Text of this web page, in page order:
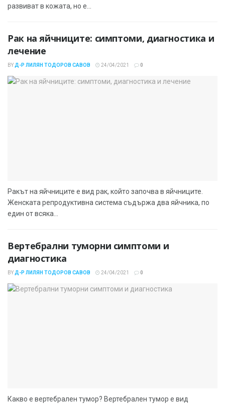
развиват в кожата, но е...
Рак на яйчниците: симптоми, диагностика и
лечение
BY Д-Р ЛИЛЯН ТОДОРОВ САВОВ 24/04/2021 0
Ракът на яйчниците е вид рак, който започва в яйчниците.
Женската репродуктивна система съдържа два яйчника, по
един от всяка...
Вертебрални туморни симптоми и
диагностика
BY Д-Р ЛИЛЯН ТОДОРОВ САВОВ 24/04/2021 0
Какво е вертебрален тумор? Вертебрален тумор е вид